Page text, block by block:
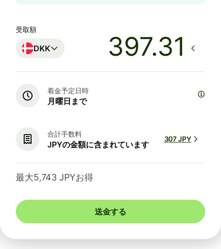
受取額
DKK
着金予定日時
月曜日まで
合計手数料
JPYの金額に含まれています
307 JPY
最大5,743 JPYお得
送金する